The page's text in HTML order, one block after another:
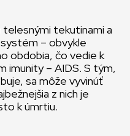
telesnými tekutinami a
– obvykle
obdobia, čo vedie k
imunity – AIDS. S tým,
sa môže vyvinúť
z nich je
k úmrtiu.